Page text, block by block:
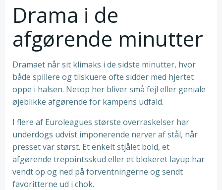
Drama i de
afgørende minutter
Dramaet når sit klimaks i de sidste minutter, hvor
både spillere og tilskuere ofte sidder med hjertet
oppe i halsen. Netop her bliver små fejl eller geniale
øjeblikke afgørende for kampens udfald.
I flere af Euroleagues største overraskelser har
underdogs udvist imponerende nerver af stål, når
presset var størst. Et enkelt stjålet bold, et
afgørende trepointsskud eller et blokeret layup har
vendt op og ned på forventningerne og sendt
favoritterne ud i chok.